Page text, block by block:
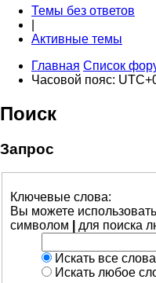
Темы без ответов
Активные темы
Главная Список
Часовой пояс:
Поиск
Запрос
Ключевые слова:
Вы можете использовать
символом
для поиска
Искать все слова
Искать любое